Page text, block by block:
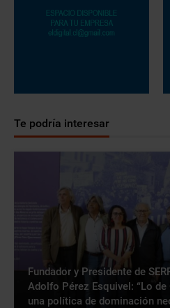
Te podría interesar
Fundador y Presidente de
Adolfo Pérez Esquivel: “Lo
una política de dominación